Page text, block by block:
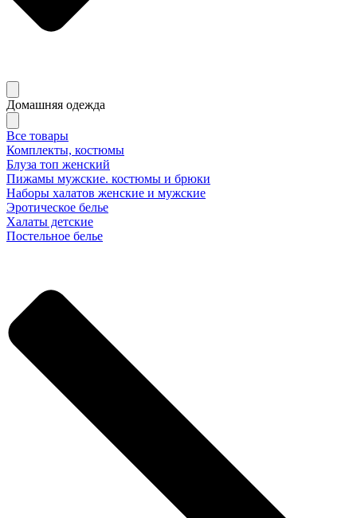
Домашняя одежда
Все товары
Комплекты, костюмы
Блуза топ женский
Пижамы мужские. костюмы и брюки
Наборы халатов женские и мужские
Эротическое белье
Халаты детские
Постельное белье